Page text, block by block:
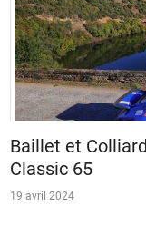
Baillet et
Classic 65
19 avril 2024